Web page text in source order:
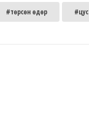
#төрсөн өдөр #цус